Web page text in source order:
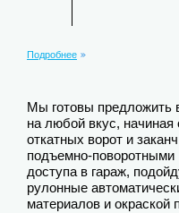
Подробнее
Мы готовы предложить
на любой вкус,
откатных ворот и
подъемно-поворотными
доступа в гараж,
рулонные
материалов и окраской